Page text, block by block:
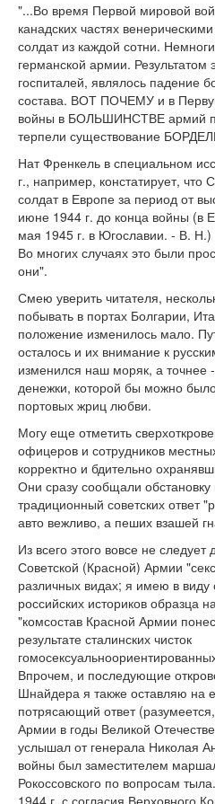
"...Во время Первой мировой
канадских частях
солдат из каждой сотни.
германской армии.
госпиталей, являлось падение
состава. ВОТ ПОЧЕМУ и в
войны в БОЛЬШИНСТВЕ армий
терпели существование
Нат Френкель в специальном
г., например, констатирует,
солдат в Европе за период от
июне 1944 г. до конца войны (в
мая 1945 г. в Югославии. - В.
Во многих случаях это были
они".
Смею уверить читателя,
побывать в портах Болгарии,
положение изменилось мало.
осталось и их внимание к
изменился наш моряк, а точнее
денежки, которой бы можно было
портовых жриц любви.
Могу еще отметить
офицеров и сотрудников
корректно и бдительно
Они сразу сообщали обстановку
традиционный советских ответ
авто вежливо, а пеших взашей
Из всего этого вовсе не
Советской (Красной) Армии
различных видах; я имею в
российских историков образца
"комсостав Красной Армии
результате сталинских чисток
Впрочем, и последующие
Шнайдера я также оставляю на
потрясающий ответ
Армии в годы Великой
услышал от генерала Николая
войны был заместителем
Рокоссовского по вопросам
1944 г. с согласия Верховного